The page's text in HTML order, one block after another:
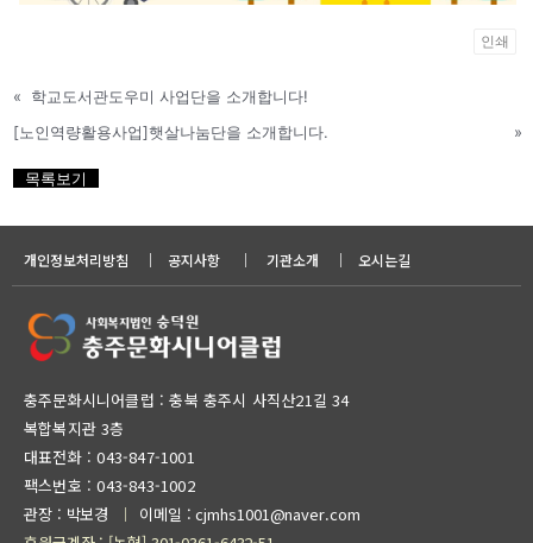
인쇄
«
학교도서관도우미 사업단을 소개합니다!
[노인역량활용사업]햇살나눔단을 소개합니다.
»
목록보기
개인정보처리방침 ｜ 공지사항 ｜ 기관소개 ｜ 오시는길
충주문화시니어클럽 : 충북 충주시 사직산21길 34
복합복지관 3층
대표전화 : 043-847-1001
팩스번호 : 043-843-1002
관장 : 박보경
｜ 이메일 : cjmhs1001@naver.com